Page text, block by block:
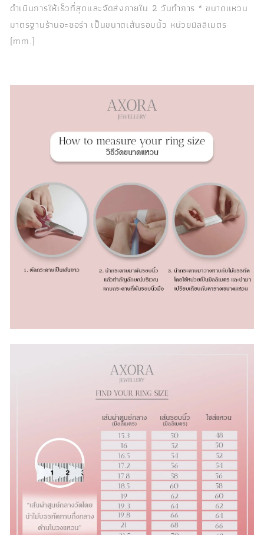
ดำเนินการให้เร็วที่สุดและจัดส่งภายใน 2 วันทำการ * ขนาดแหวน
มาตรฐานร้านอะซอร่า เป็นขนาดเส้นรอบนิ้ว หน่วยมิลลิเมตร
(mm.)